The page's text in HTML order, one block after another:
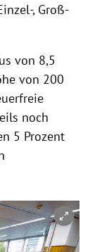
, Groß-
von 8,5
von 200
noch
5 Prozent